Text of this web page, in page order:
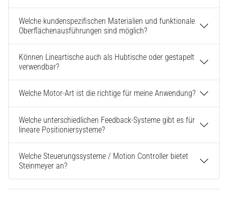
Welche kundenspezifischen Materialien und funktionale
Oberflächenausführungen sind möglich?
Können Lineartische auch als Hubtische oder gestapelt
verwendbar?
Welche Motor-Art ist die richtige für meine Anwendung?
Welche unterschiedlichen Feedback-Systeme gibt es für
lineare Positioniersysteme?
Welche Steuerungssysteme / Motion Controller bietet
Steinmeyer an?